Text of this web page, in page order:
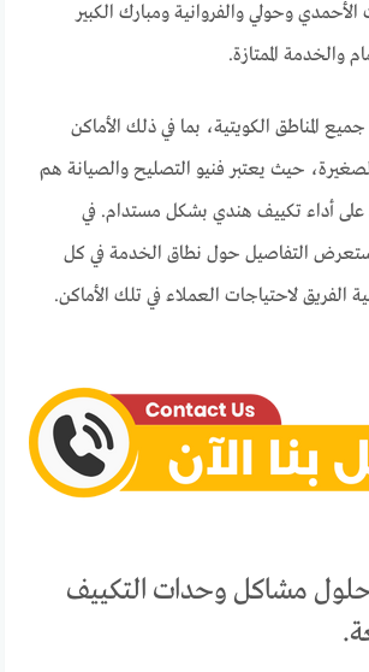
وحولي والفروانية ومبارك الكبير
والخدمة الممتازة.
المناطق الكويتية، بما في ذلك الأماكن
حيث يعتبر فنيو التصليح والصيانة هم
على أداء تكييف هندي بشكل مستدام. في
التفاصيل حول نطاق الخدمة في كل
الفريق لاحتياجات العملاء في تلك الأماكن.
مشاكل وحدات التكييف